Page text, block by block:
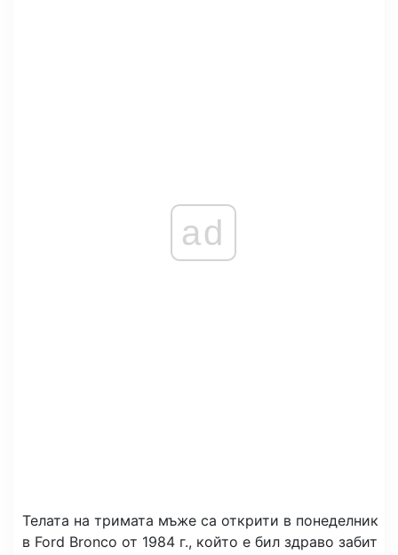
ad
Телата на тримата мъже са открити в понеделник
в Ford Bronco от 1984 г., който е бил здраво забит